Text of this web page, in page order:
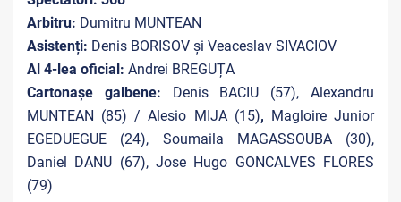
Arbitru: Dumitru MUNTEAN
Asistenți: Denis BORISOV și Veaceslav SIVACIOV
Al 4-lea oficial: Andrei BREGUȚA
Cartonașe galbene: Denis BACIU (57), Alexandru
MUNTEAN (85) / Alesio MIJA (15), Magloire Junior
EGEDUEGUE (24), Soumaila MAGASSOUBA (30),
Daniel DANU (67), Jose Hugo GONCALVES FLORES
(79)